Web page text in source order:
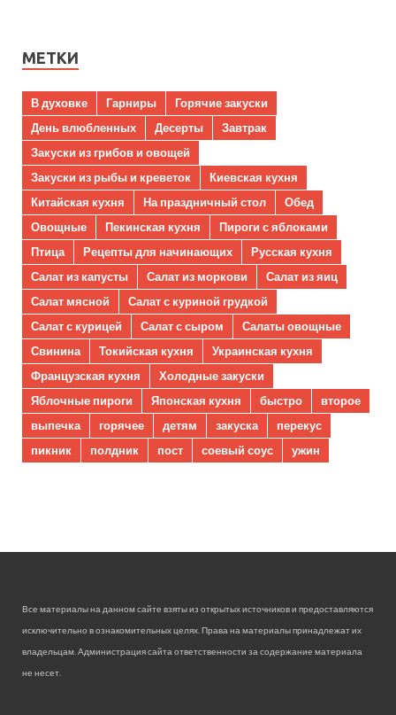
МЕТКИ
В духовке Гарниры
Горячие закуски
День влюбленных
Десерты
Завтрак
Закуски из грибов и овощей
Закуски из рыбы и креветок
Киевская кухня
Китайская кухня
На праздничный стол
Обед
Овощные
Пекинская кухня
Пироги с яблоками
Птица
Рецепты для начинающих
Русская кухня
Салат из капусты
Салат из моркови
Салат из яиц
Салат мясной
Салат с куриной грудкой
Салат с курицей
Салат с сыром
Салаты овощные
Свинина
Токийская кухня
Украинская кухня
Французская кухня
Холодные закуски
Яблочные пироги
Японская кухня быстро
второе
выпечка
горячее детям закуска
перекус
пикник
полдник пост соевый соус ужин
Все материалы на данном сайте взяты из открытых источников и предоставляются
исключительно в ознакомительных целях. Права на материалы принадлежат их
владельцам. Администрация сайта ответственности за содержание материала
не несет.